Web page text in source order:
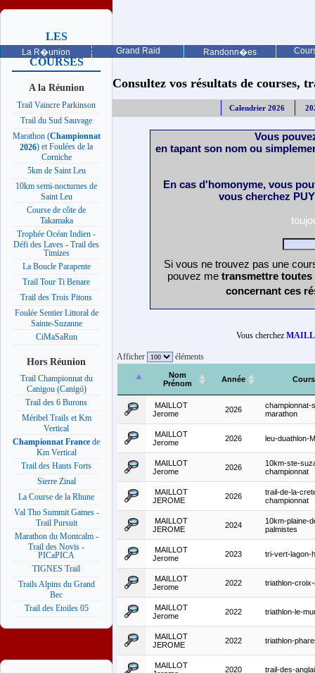
La R�union Grand Raid Randonn�es
LES
PROCHAINES
COURSES
A la Réunion
Trail Vaincre Parkinson
Trail du Sud Sauvage
Marathon (Championnat
2026) et Foulées de la
Corniche
5km de Saint Leu
10km semi-nocturnes de
Saint Leu
Course de côte de
Takamaka
Trophée Océan Indien -
Défi des Laves - Trail des
Timizes
La Boucle Parapente
Trail Tour Ti Benare
Trail des Trois Pitons
Foulée Sentier Littoral de
Sainte-Suzanne
CiMaSaRun
Hors Réunion
Trail Championnat du
Canigou (Canigó)
Trail des 6 Burons
Méribel Trails et Km
Vertical
Championnat France de
Km Vertical
Trail des Hauts Forts
Sierre Zinal
La Course de la Rhune
Val Tho Summit Games -
Trail Pursuit
Marathon du Montcalm -
Trail des Novis -
PICaPICA
TIGNES Trail
Trails Alpins du Grand
Bec
Trail des Etoiles 05
Consultez vos résultats de courses,
Calendrier 2026
Vous
en tapant son nom ou
En cas d'homonyme, vous
vous cherchez
Si vous ne trouvez pas une
pouvez me transmettre
concernant ces
Vous cherchez
Afficher éléments
Nom
Prénom
Année
MAILLOT
Jerome
2026
championnat-
marathon
MAILLOT
Jerome
2026 leu-duathlon-M
MAILLOT
Jerome
2026
10km-ste-
championnat
MAILLOT
JEROME
2026
trail-de-la-
championnat
MAILLOT
JEROME
2024
10km-plaine-
palmistes
MAILLOT
Jerome
2023 tri-vert-lagon-h
MAILLOT
Jerome
2022 triathlon-
MAILLOT
Jerome
2022 triathlon-le-
MAILLOT
JEROME
2022 triathlon-
MAILLOT
2020 trail-des-